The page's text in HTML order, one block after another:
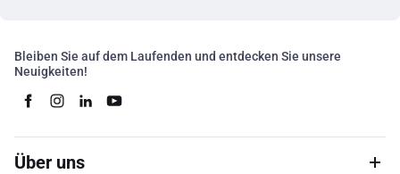
Bleiben Sie auf dem Laufenden und entdecken Sie unsere
Neuigkeiten!
Über uns